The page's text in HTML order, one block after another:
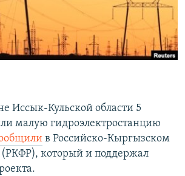
Иссык-Кульской области 5
малую гидроэлектростанцию
в Российско-Кыргызском
(РКФР), который и поддержал